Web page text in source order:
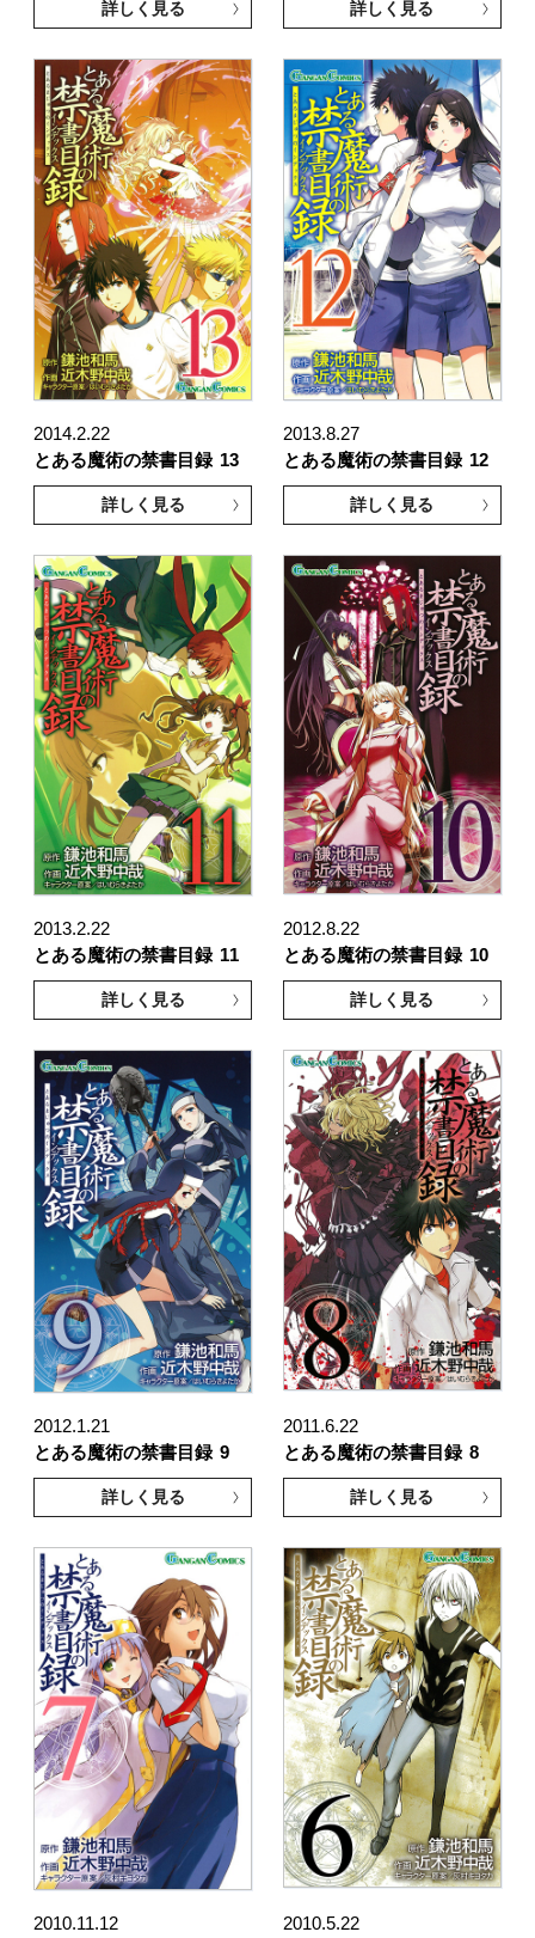
詳しく見る 詳しく見る
2014.2.22
とある魔術の禁書目録 13
詳しく見る
2013.8.27
とある魔術の禁書目録 12
詳しく見る
2013.2.22
とある魔術の禁書目録 11
詳しく見る
2012.8.22
とある魔術の禁書目録 10
詳しく見る
2012.1.21
とある魔術の禁書目録 9
詳しく見る
2011.6.22
とある魔術の禁書目録 8
詳しく見る
2010.11.12
2010.5.22